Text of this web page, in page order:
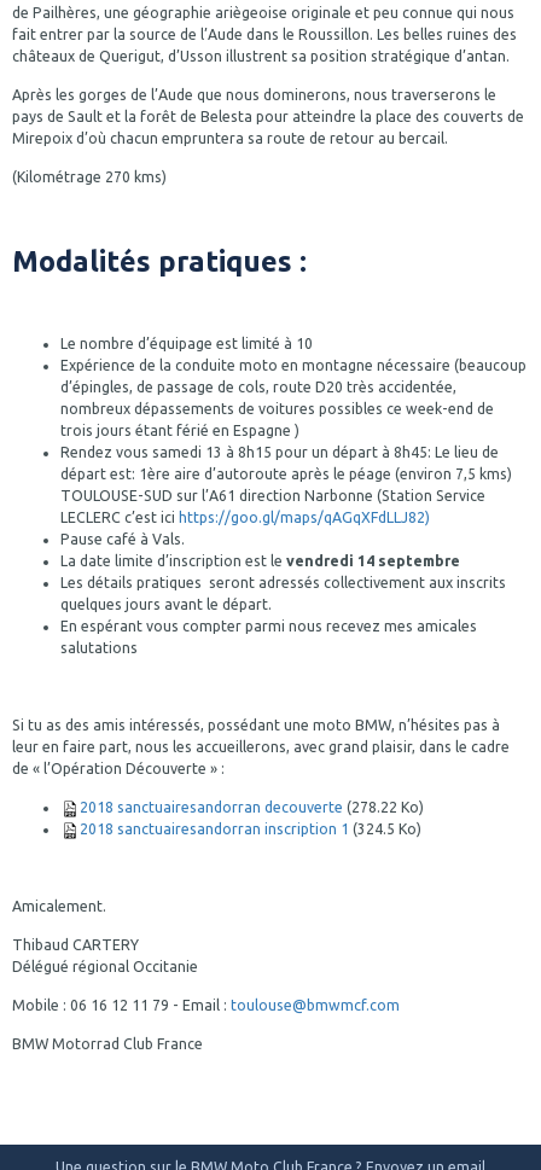
de Pailhères, une géographie ariègeoise originale et peu connue qui nous
fait entrer par la source de l’Aude dans le Roussillon. Les belles ruines des
châteaux de Querigut, d’Usson illustrent sa position stratégique d’antan.
Après les gorges de l’Aude que nous dominerons, nous traverserons le
pays de Sault et la forêt de Belesta pour atteindre la place des couverts de
Mirepoix d’où chacun empruntera sa route de retour au bercail.
(Kilométrage 270 kms)
Modalités pratiques :
Le nombre d’équipage est limité à 10
Expérience de la conduite moto en montagne nécessaire (beaucoup
d’épingles, de passage de cols, route D20 très accidentée,
nombreux dépassements de voitures possibles ce week-end de
trois jours étant férié en Espagne )
Rendez vous samedi 13 à 8h15 pour un départ à 8h45: Le lieu de
départ est: 1ère aire d’autoroute après le péage (environ 7,5 kms)
TOULOUSE-SUD sur l’A61 direction Narbonne (Station Service
LECLERC c’est ici https://goo.gl/maps/qAGqXFdLLJ82)
Pause café à Vals.
La date limite d’inscription est le vendredi 14 septembre
Les détails pratiques seront adressés collectivement aux inscrits
quelques jours avant le départ.
En espérant vous compter parmi nous recevez mes amicales
salutations
Si tu as des amis intéressés, possédant une moto BMW, n’hésites pas à
leur en faire part, nous les accueillerons, avec grand plaisir, dans le cadre
de « l’Opération Découverte » :
2018 sanctuairesandorran decouverte (278.22 Ko)
2018 sanctuairesandorran inscription 1 (324.5 Ko)
Amicalement.
Thibaud CARTERY
Délégué régional Occitanie
Mobile : 06 16 12 11 79 - Email : toulouse@bmwmcf.com
BMW Motorrad Club France